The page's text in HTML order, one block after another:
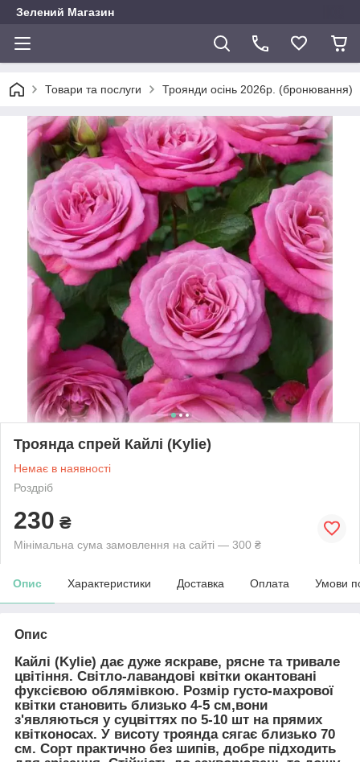
Зелений Магазин
Товари та послуги Троянди осінь 2026р. (бронювання)
Троянда спрей Кайлі (Kylie)
Немає в наявності
Роздріб
230 ₴
Мінімальна сума замовлення на сайті — 300 ₴
Опис Характеристики Доставка Оплата Умови
Опис
Кайлі (Kylie) дає дуже яскраве, рясне та тривале
цвітіння. Світло-лавандові квітки окантовані
фуксієвою облямівкою. Розмір густо-махрової
квітки становить близько 4-5 см,вони
з'являються у суцвіттях по 5-10 шт на прямих
квітконосах. У висоту троянда сягає близько 70
см. Сорт практично без шипів, добре підходить